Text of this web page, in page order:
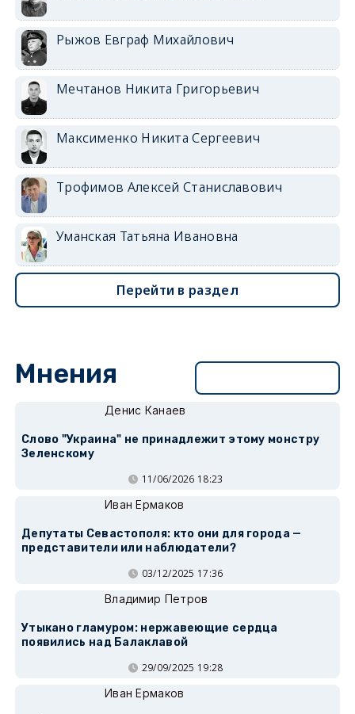
Рыжов Евграф Михайлович
Мечтанов Никита Григорьевич
Максименко Никита Сергеевич
Трофимов Алексей Станиславович
Уманская Татьяна Ивановна
Перейти в раздел
Мнения
Денис Канаев
Слово "Украина" не принадлежит этому монстру
Зеленскому
11/06/2026 18:23
Иван Ермаков
Депутаты Севастополя: кто они для города —
представители или наблюдатели?
03/12/2025 17:36
Владимир Петров
Утыкано гламуром: нержавеющие сердца
появились над Балаклавой
29/09/2025 19:28
Иван Ермаков